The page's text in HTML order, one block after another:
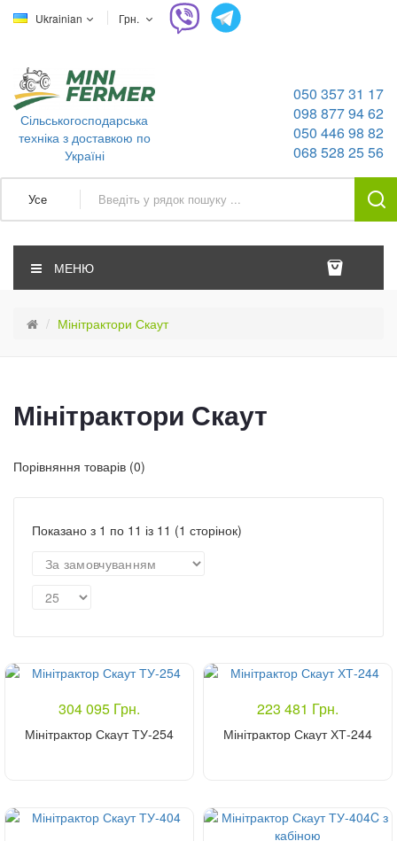
Ukrainian Грн.
Сільськогосподарська
техніка з доставкою по
Україні
050 357 31 17
098 877 94 62
050 446 98 82
068 528 25 56
Усе
МЕНЮ
Мінітрактори Скаут
Мінітрактори Скаут
Порівняння товарів (0)
Показано з 1 по 11 із 11 (1 сторінок)
304 095 Грн.
Мінітрактор Скаут ТУ-254
223 481 Грн.
Мінітрактор Скаут ХТ-244